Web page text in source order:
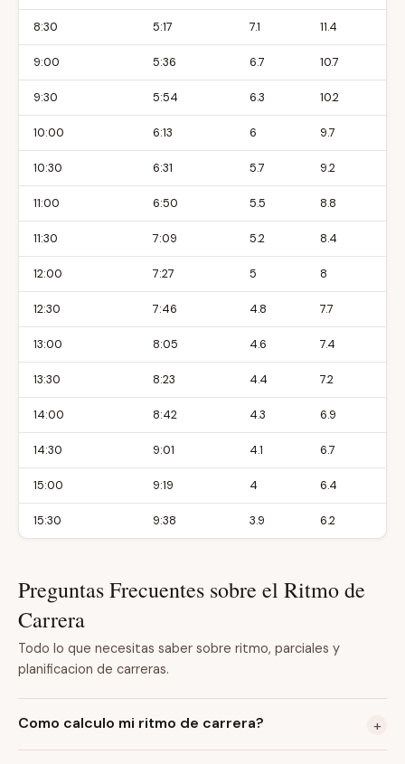
8:30 5:17 7.1 11.4
9:00 5:36 6.7 10.7
9:30 5:54 6.3 10.2
10:00 6:13 6 9.7
10:30 6:31 5.7 9.2
11:00 6:50 5.5 8.8
11:30 7:09 5.2 8.4
12:00 7:27 5 8
12:30 7:46 4.8 7.7
13:00 8:05 4.6 7.4
13:30 8:23 4.4 7.2
14:00 8:42 4.3 6.9
14:30 9:01 4.1 6.7
15:00 9:19 4 6.4
15:30 9:38 3.9 6.2
Preguntas Frecuentes sobre el Ritmo de
Carrera
Todo lo que necesitas saber sobre ritmo, parciales y
planificacion de carreras.
Como calculo mi ritmo de carrera? +